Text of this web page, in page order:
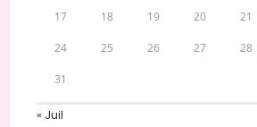
17 18 19 20 21
24 25 26 27 28
31
« Juil